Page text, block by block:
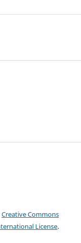
Creative Commons
License.